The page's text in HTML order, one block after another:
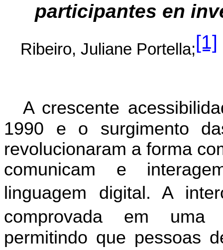
participantes en
Ribeiro, Juliane Portella;[1]
A crescente
1990 e o surgimento
revolucionaram a forma
comunicam e
linguagem digital. A
comprovada em
permitindo que pessoas